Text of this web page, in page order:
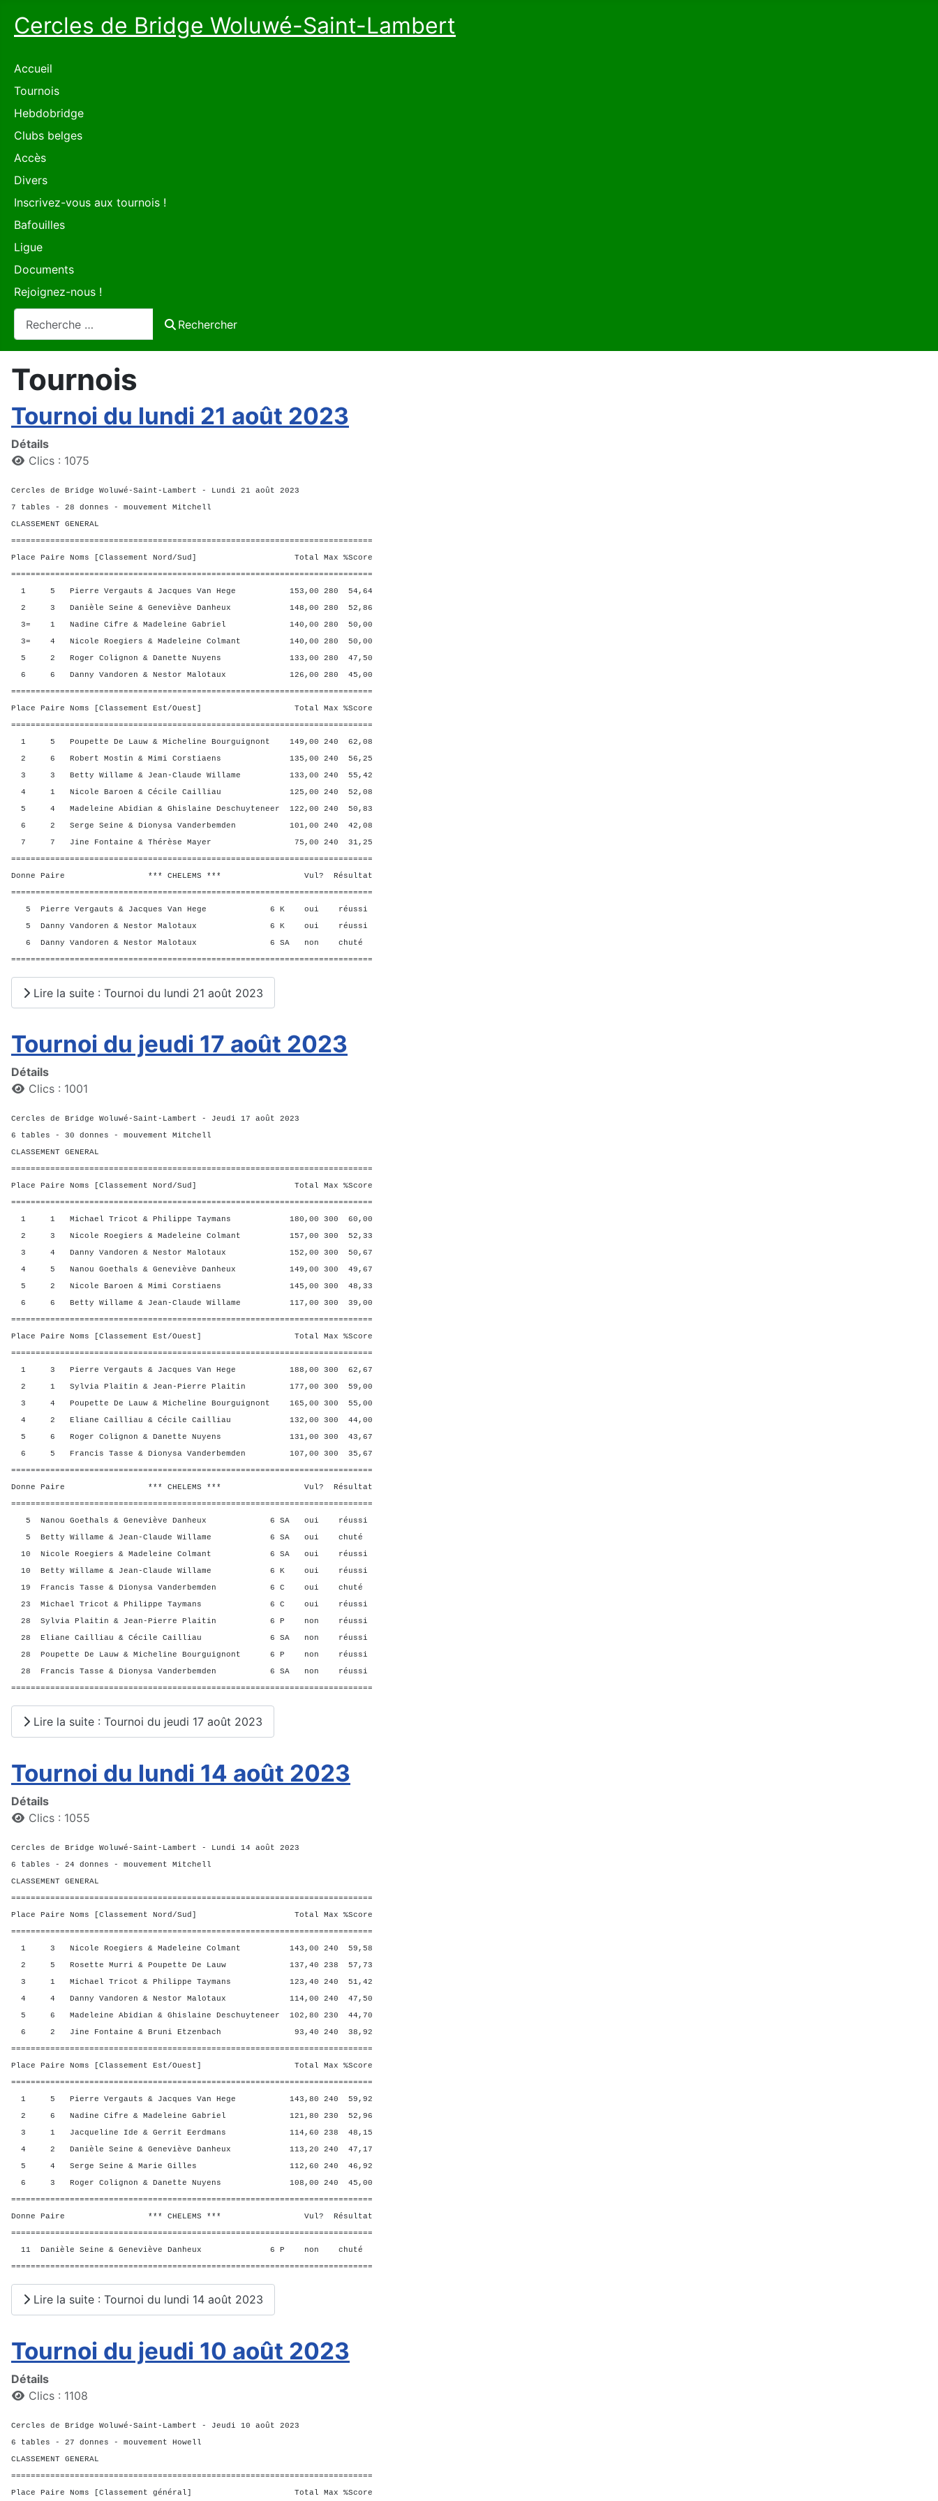
Cercles de Bridge Woluwé-Saint-Lambert
Accueil
Tournois
Hebdobridge
Clubs belges
Accès
Divers
Inscrivez-vous aux tournois !
Bafouilles
Ligue
Documents
Rejoignez-nous !
Rechercher
Tournois
Tournoi du lundi 21 août 2023
Détails
Clics : 1075
Cercles de Bridge Woluwé-Saint-Lambert - Lundi 21 août 2023
7 tables - 28 donnes - mouvement Mitchell
CLASSEMENT GENERAL
==========================================================================
Place Paire Noms [Classement Nord/Sud] Total Max %Score
==========================================================================
1 5 Pierre Vergauts & Jacques Van Hege 153,00 280 54,64
2 3 Danièle Seine & Geneviève Danheux 148,00 280 52,86
3= 1 Nadine Cifre & Madeleine Gabriel 140,00 280 50,00
3= 4 Nicole Roegiers & Madeleine Colmant 140,00 280 50,00
5 2 Roger Colignon & Danette Nuyens 133,00 280 47,50
6 6 Danny Vandoren & Nestor Malotaux 126,00 280 45,00
==========================================================================
Place Paire Noms [Classement Est/Ouest] Total Max %Score
==========================================================================
1 5 Poupette De Lauw & Micheline Bourguignont 149,00 240 62,08
2 6 Robert Mostin & Mimi Corstiaens 135,00 240 56,25
3 3 Betty Willame & Jean-Claude Willame 133,00 240 55,42
4 1 Nicole Baroen & Cécile Cailliau 125,00 240 52,08
5 4 Madeleine Abidian & Ghislaine Deschuyteneer 122,00 240 50,83
6 2 Serge Seine & Dionysa Vanderbemden 101,00 240 42,08
7 7 Jine Fontaine & Thérèse Mayer 75,00 240 31,25
==========================================================================
Donne Paire *** CHELEMS *** Vul? Résultat
==========================================================================
5 Pierre Vergauts & Jacques Van Hege 6 K oui réussi
5 Danny Vandoren & Nestor Malotaux 6 K oui réussi
6 Danny Vandoren & Nestor Malotaux 6 SA non chuté
==========================================================================
Lire la suite : Tournoi du lundi 21 août 2023
Tournoi du jeudi 17 août 2023
Détails
Clics : 1001
Cercles de Bridge Woluwé-Saint-Lambert - Jeudi 17 août 2023
6 tables - 30 donnes - mouvement Mitchell
CLASSEMENT GENERAL
==========================================================================
Place Paire Noms [Classement Nord/Sud] Total Max %Score
==========================================================================
1 1 Michael Tricot & Philippe Taymans 180,00 300 60,00
2 3 Nicole Roegiers & Madeleine Colmant 157,00 300 52,33
3 4 Danny Vandoren & Nestor Malotaux 152,00 300 50,67
4 5 Nanou Goethals & Geneviève Danheux 149,00 300 49,67
5 2 Nicole Baroen & Mimi Corstiaens 145,00 300 48,33
6 6 Betty Willame & Jean-Claude Willame 117,00 300 39,00
==========================================================================
Place Paire Noms [Classement Est/Ouest] Total Max %Score
==========================================================================
1 3 Pierre Vergauts & Jacques Van Hege 188,00 300 62,67
2 1 Sylvia Plaitin & Jean-Pierre Plaitin 177,00 300 59,00
3 4 Poupette De Lauw & Micheline Bourguignont 165,00 300 55,00
4 2 Eliane Cailliau & Cécile Cailliau 132,00 300 44,00
5 6 Roger Colignon & Danette Nuyens 131,00 300 43,67
6 5 Francis Tasse & Dionysa Vanderbemden 107,00 300 35,67
==========================================================================
Donne Paire *** CHELEMS *** Vul? Résultat
==========================================================================
5 Nanou Goethals & Geneviève Danheux 6 SA oui réussi
5 Betty Willame & Jean-Claude Willame 6 SA oui chuté
10 Nicole Roegiers & Madeleine Colmant 6 SA oui réussi
10 Betty Willame & Jean-Claude Willame 6 K oui réussi
19 Francis Tasse & Dionysa Vanderbemden 6 C oui chuté
23 Michael Tricot & Philippe Taymans 6 C oui réussi
28 Sylvia Plaitin & Jean-Pierre Plaitin 6 P non réussi
28 Eliane Cailliau & Cécile Cailliau 6 SA non réussi
28 Poupette De Lauw & Micheline Bourguignont 6 P non réussi
28 Francis Tasse & Dionysa Vanderbemden 6 SA non réussi
==========================================================================
Lire la suite : Tournoi du jeudi 17 août 2023
Tournoi du lundi 14 août 2023
Détails
Clics : 1055
Cercles de Bridge Woluwé-Saint-Lambert - Lundi 14 août 2023
6 tables - 24 donnes - mouvement Mitchell
CLASSEMENT GENERAL
==========================================================================
Place Paire Noms [Classement Nord/Sud] Total Max %Score
==========================================================================
1 3 Nicole Roegiers & Madeleine Colmant 143,00 240 59,58
2 5 Rosette Murri & Poupette De Lauw 137,40 238 57,73
3 1 Michael Tricot & Philippe Taymans 123,40 240 51,42
4 4 Danny Vandoren & Nestor Malotaux 114,00 240 47,50
5 6 Madeleine Abidian & Ghislaine Deschuyteneer 102,80 230 44,70
6 2 Jine Fontaine & Bruni Etzenbach 93,40 240 38,92
==========================================================================
Place Paire Noms [Classement Est/Ouest] Total Max %Score
==========================================================================
1 5 Pierre Vergauts & Jacques Van Hege 143,80 240 59,92
2 6 Nadine Cifre & Madeleine Gabriel 121,80 230 52,96
3 1 Jacqueline Ide & Gerrit Eerdmans 114,60 238 48,15
4 2 Danièle Seine & Geneviève Danheux 113,20 240 47,17
5 4 Serge Seine & Marie Gilles 112,60 240 46,92
6 3 Roger Colignon & Danette Nuyens 108,00 240 45,00
==========================================================================
Donne Paire *** CHELEMS *** Vul? Résultat
==========================================================================
11 Danièle Seine & Geneviève Danheux 6 P non chuté
==========================================================================
Lire la suite : Tournoi du lundi 14 août 2023
Tournoi du jeudi 10 août 2023
Détails
Clics : 1108
Cercles de Bridge Woluwé-Saint-Lambert - Jeudi 10 août 2023
6 tables - 27 donnes - mouvement Howell
CLASSEMENT GENERAL
==========================================================================
Place Paire Noms [Classement général] Total Max %Score